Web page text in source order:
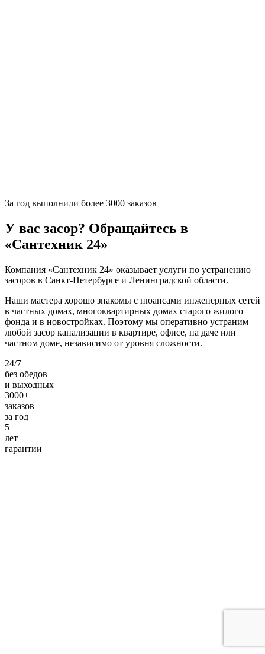
За год выполнили более 3000 заказов
У вас засор? Обращайтесь в
«Сантехник 24»
Компания «Сантехник 24» оказывает услуги по устранению
засоров в Санкт-Петербурге и Ленинградской области.
Наши мастера хорошо знакомы с нюансами инженерных сетей
в частных домах, многоквартирных домах старого жилого
фонда и в новостройках. Поэтому мы оперативно устраним
любой засор канализации в квартире, офисе, на даче или
частном доме, независимо от уровня сложности.
24/7
без обедов
и выходных
3000+
заказов
за год
5
лет
гарантии